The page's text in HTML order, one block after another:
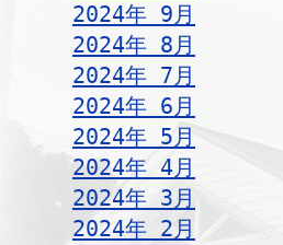
2024年 9月
2024年 8月
2024年 7月
2024年 6月
2024年 5月
2024年 4月
2024年 3月
2024年 2月